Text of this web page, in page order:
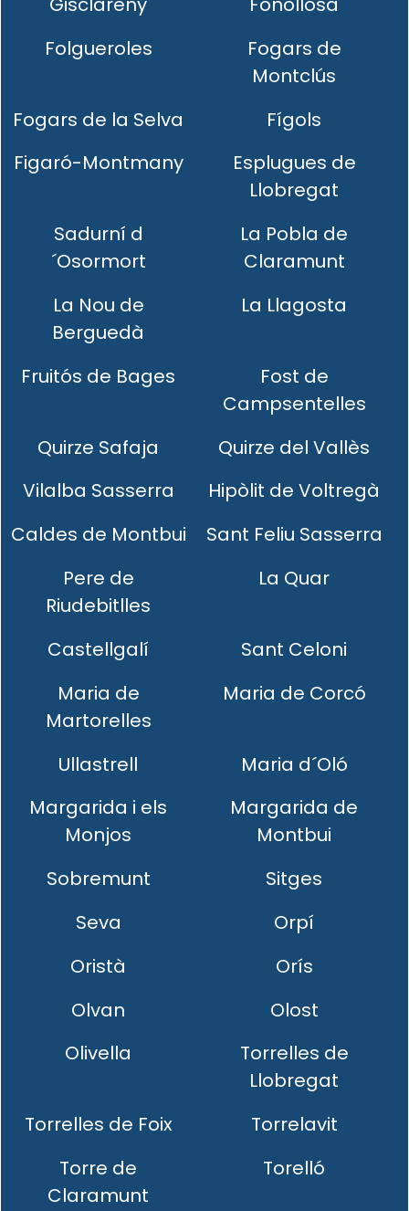
Folgueroles
Fogars de
Montclús
Fogars de la Selva
Fígols
Figaró-Montmany
Esplugues de
Llobregat
Sadurní d
´Osormort
La Pobla de
Claramunt
La Nou de
Berguedà
La Llagosta
Fruitós de Bages
Fost de
Campsentelles
Quirze Safaja
Quirze del Vallès
Vilalba Sasserra
Hipòlit de Voltregà
Caldes de Montbui
Sant Feliu Sasserra
Pere de
Riudebitlles
La Quar
Castellgalí
Sant Celoni
Maria de
Martorelles
Maria de Corcó
Ullastrell
Maria d´Oló
Margarida i els
Monjos
Margarida de
Montbui
Sobremunt
Sitges
Seva
Orpí
Oristà
Orís
Olvan
Olost
Olivella
Torrelles de
Llobregat
Torrelles de Foix
Torrelavit
Torre de
Claramunt
Torelló